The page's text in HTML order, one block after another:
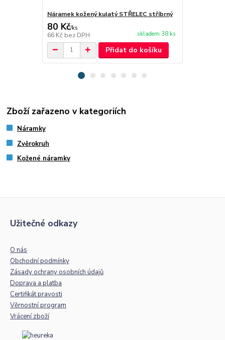
Náramek kožený kulatý STŘELEC stříbrný
80 Kč/ks
66 Kč bez DPH skladem 38 ks
Přidat do košíku
Zboží zařazeno v kategoriích
Náramky
Zvěrokruh
Kožené náramky
Užitečné odkazy
O nás
Obchodní podmínky
Zásady ochrany osobních údajů
Doprava a platba
Certifikát pravosti
Věrnostní program
Vrácení zboží